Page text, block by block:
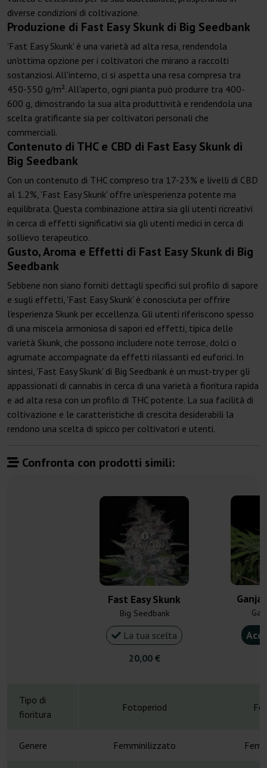
diverse condizioni di coltivazione.
Produzione di Fast Easy Skunk di Big Seedbank
'Fast Easy Skunk' è una varietà ad alta resa, rendendola
un'ottima opzione per i coltivatori che mirano a raccolti
sostanziosi. All'interno, ci si aspetta una resa compresa tra
450-550 g/m². All'aperto, ogni pianta può produrre tra 400-
600 g, dimostrando la sua alta produttività e rendendola una
scelta gratificante sia per coltivatori personali che
commerciali.
Contenuto di THC e CBD di Fast Easy Skunk di
Big Seedbank
Con un contenuto di THC compreso tra 17-23% e livelli di CBD
al 1.2%, 'Fast Easy Skunk' offre un'esperienza potente ma
equilibrata. Questa combinazione attira sia gli utenti ricreativi
in cerca di effetti significativi sia gli utenti medici in cerca di
sollievo terapeutico.
Gusto, Aroma e Effetti di Fast Easy Skunk di Big
Seedbank
Sebbene non siano forniti dettagli specifici sul profilo di sapore
e sugli effetti, 'Fast Easy Skunk' è conosciuta per offrire
l'esperienza Skunk per eccellenza. Gli utenti riferiscono spesso
di una miscela armoniosa di sapori ed effetti, tipica delle
varietà Skunk, che possono includere note terrose, dolci o
agrumate accompagnate da effetti rilassanti ed euforici. In
sintesi, 'Fast Easy Skunk' di Big Seedbank è un must-try per gli
appassionati di cannabis in cerca di una varietà a fioritura rapida
e ad alta resa con un profilo di THC potente. La sua facilità di
coltivazione e le caratteristiche di crescita desiderabili la
rendono una scelta di spicco per coltivatori e utenti.
Confronta con prodotti simili:
Fast Easy Skunk
Big Seedbank
La tua scelta
20,00 €
Ganja
Tipo di
fioritura
Fotoperiod
Genere Femminilizzato